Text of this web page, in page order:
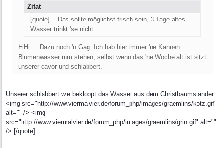
Zitat
[quote]... Das sollte möglichst frisch sein, 3 Tage altes
Wasser trinkt 'se nicht.
HiHi.... Dazu noch 'n Gag. Ich hab hier immer 'ne Kannen
Blumenwasser rum stehen, selbst wenn das 'ne Woche alt ist sitzt
unserer davor und schlabbert.
Unserer schlabbert wie bekloppt das Wasser aus dem Christbaumständer
<img src="http://www.viermalvier.de/forum_php/images/graemlins/kotz.gif"
alt="" /> <img
src="http://www.viermalvier.de/forum_php/images/graemlins/grin.gif" alt=""
/> [/quote]